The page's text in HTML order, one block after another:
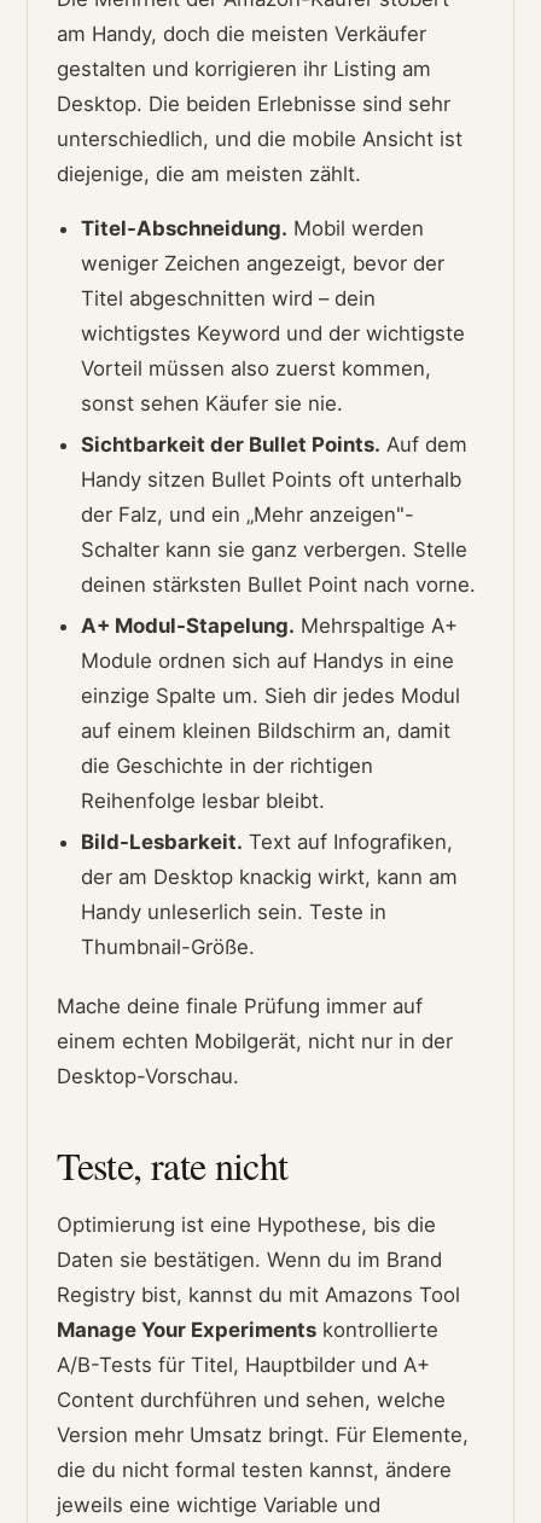
am Handy, doch die meisten Verkäufer
gestalten und korrigieren ihr Listing am
Desktop. Die beiden Erlebnisse sind sehr
unterschiedlich, und die mobile Ansicht ist
diejenige, die am meisten zählt.
Titel-Abschneidung. Mobil werden
weniger Zeichen angezeigt, bevor der
Titel abgeschnitten wird – dein
wichtigstes Keyword und der wichtigste
Vorteil müssen also zuerst kommen,
sonst sehen Käufer sie nie.
Sichtbarkeit der Bullet Points. Auf dem
Handy sitzen Bullet Points oft unterhalb
der Falz, und ein „Mehr anzeigen"-
Schalter kann sie ganz verbergen. Stelle
deinen stärksten Bullet Point nach vorne.
A+ Modul-Stapelung. Mehrspaltige A+
Module ordnen sich auf Handys in eine
einzige Spalte um. Sieh dir jedes Modul
auf einem kleinen Bildschirm an, damit
die Geschichte in der richtigen
Reihenfolge lesbar bleibt.
Bild-Lesbarkeit. Text auf Infografiken,
der am Desktop knackig wirkt, kann am
Handy unleserlich sein. Teste in
Thumbnail-Größe.
Mache deine finale Prüfung immer auf
einem echten Mobilgerät, nicht nur in der
Desktop-Vorschau.
Teste, rate nicht
Optimierung ist eine Hypothese, bis die
Daten sie bestätigen. Wenn du im Brand
Registry bist, kannst du mit Amazons Tool
Manage Your Experiments kontrollierte
A/B-Tests für Titel, Hauptbilder und A+
Content durchführen und sehen, welche
Version mehr Umsatz bringt. Für Elemente,
die du nicht formal testen kannst, ändere
jeweils eine wichtige Variable und